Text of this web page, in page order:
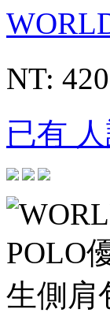
NT:
已有